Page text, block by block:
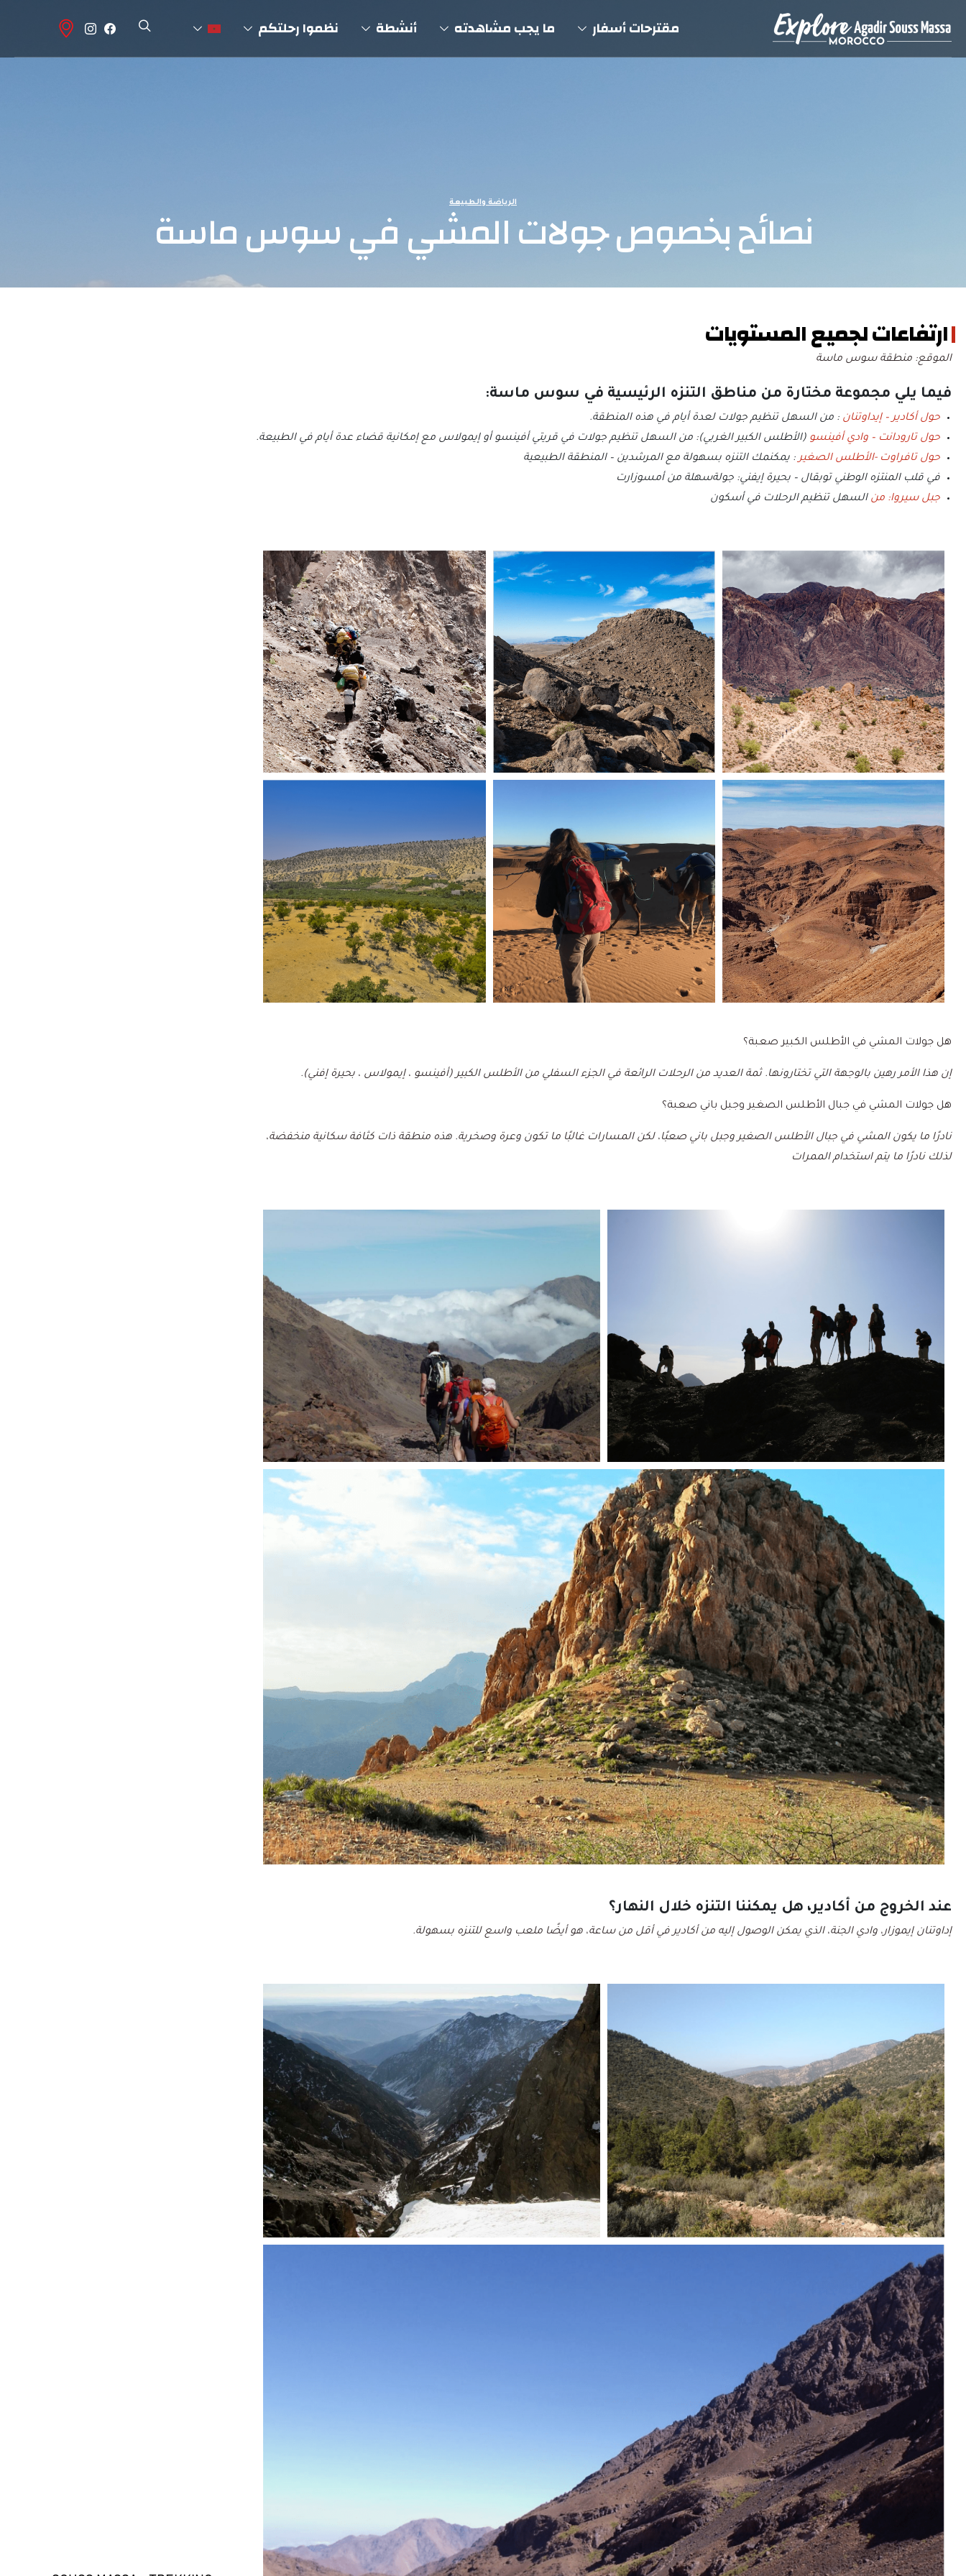
مقترحات أسفار ما يجب مشاهدته أنشطة نظموا رحلتكم
الرياضة والطبيعة
نصائح بخصوص جولات المشي في سوس ماسة
ارتفاعات لجميع المستويات
الموقع: منطقة سوس ماسة
فيما يلي مجموعة مختارة من مناطق التنزه الرئيسية في سوس ماسة:
حول أكادير – إيداوتنان : من السهل تنظيم جولات لعدة أيام في هذه المنطقة.
حول تارودانت – وادي أفينسو (الأطلس الكبير الغربي): من السهل تنظيم جولات في قريتي أفينسو أو إيمولاس مع إمكانية قضاء عدة أيام في الطبيعة.
حول تافراوت -الأطلس الصغير: يمكنمك التنزه بسهولة مع المرشدين – المنطقة الطبيعية
في قلب المنتزه الوطني توبقال – بحيرة إيفني: جولةسهلة من أمسوزارت
جبل سيروا: من السهل تنظيم الرحلات في أسكون
هل جولات المشي في الأطلس الكبير صعبة؟
إن هذا الأمر رهين بالوجهة التي تختارونها. ثمة العديد من الرحلات الرائعة في الجزء السفلي من الأطلس الكبير (أفينسو ، إيمولاس ، بحيرة إفني).
هل جولات المشي في جبال الأطلس الصغير وجبل باني صعبة؟
نادرًا ما يكون المشي في جبال الأطلس الصغير وجبل باني صعبًا، لكن المسارات غالبًا ما تكون وعرة وصخرية. هذه منطقة ذات كثافة سكانية منخفضة،
لذلك نادرًا ما يتم استخدام الممرات
عند الخروج من أكادير، هل يمكننا التنزه خلال النهار؟
إداوتنان إيموزار، وادي الجنة، الذي يمكن الوصول إليه من أكادير في أقل من ساعة، هو أيضًا ملعب واسع للتنزه بسهولة.